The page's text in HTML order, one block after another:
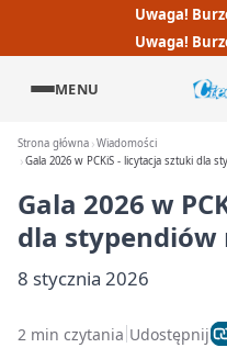
Uwaga!
Uwaga!
MENU
Strona główna Wiadomości
Gala 2026 w PCKiS - licytacja sztuki dla
Gala 2026 w
dla stypendiów
8 stycznia 2026
2 min czytania Udostępnij